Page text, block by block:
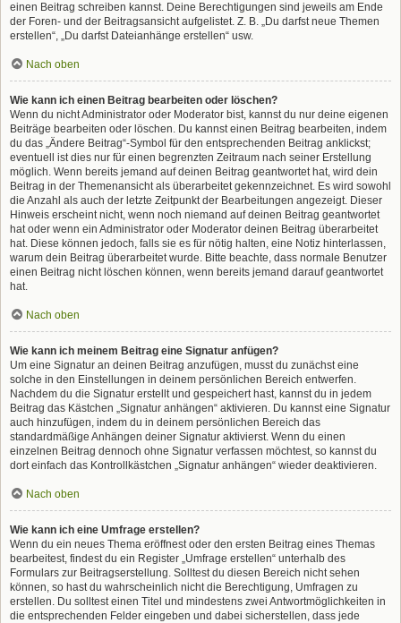
einen Beitrag schreiben kannst. Deine Berechtigungen sind jeweils am Ende
der Foren- und der Beitragsansicht aufgelistet. Z. B. „Du darfst neue Themen
erstellen“, „Du darfst Dateianhänge erstellen“ usw.
Nach oben
Wie kann ich einen Beitrag bearbeiten oder löschen?
Wenn du nicht Administrator oder Moderator bist, kannst du nur deine eigenen
Beiträge bearbeiten oder löschen. Du kannst einen Beitrag bearbeiten, indem
du das „Ändere Beitrag“-Symbol für den entsprechenden Beitrag anklickst;
eventuell ist dies nur für einen begrenzten Zeitraum nach seiner Erstellung
möglich. Wenn bereits jemand auf deinen Beitrag geantwortet hat, wird dein
Beitrag in der Themenansicht als überarbeitet gekennzeichnet. Es wird sowohl
die Anzahl als auch der letzte Zeitpunkt der Bearbeitungen angezeigt. Dieser
Hinweis erscheint nicht, wenn noch niemand auf deinen Beitrag geantwortet
hat oder wenn ein Administrator oder Moderator deinen Beitrag überarbeitet
hat. Diese können jedoch, falls sie es für nötig halten, eine Notiz hinterlassen,
warum dein Beitrag überarbeitet wurde. Bitte beachte, dass normale Benutzer
einen Beitrag nicht löschen können, wenn bereits jemand darauf geantwortet
hat.
Nach oben
Wie kann ich meinem Beitrag eine Signatur anfügen?
Um eine Signatur an deinen Beitrag anzufügen, musst du zunächst eine
solche in den Einstellungen in deinem persönlichen Bereich entwerfen.
Nachdem du die Signatur erstellt und gespeichert hast, kannst du in jedem
Beitrag das Kästchen „Signatur anhängen“ aktivieren. Du kannst eine Signatur
auch hinzufügen, indem du in deinem persönlichen Bereich das
standardmäßige Anhängen deiner Signatur aktivierst. Wenn du einen
einzelnen Beitrag dennoch ohne Signatur verfassen möchtest, so kannst du
dort einfach das Kontrollkästchen „Signatur anhängen“ wieder deaktivieren.
Nach oben
Wie kann ich eine Umfrage erstellen?
Wenn du ein neues Thema eröffnest oder den ersten Beitrag eines Themas
bearbeitest, findest du ein Register „Umfrage erstellen“ unterhalb des
Formulars zur Beitragserstellung. Solltest du diesen Bereich nicht sehen
können, so hast du wahrscheinlich nicht die Berechtigung, Umfragen zu
erstellen. Du solltest einen Titel und mindestens zwei Antwortmöglichkeiten in
die entsprechenden Felder eingeben und dabei sicherstellen, dass jede